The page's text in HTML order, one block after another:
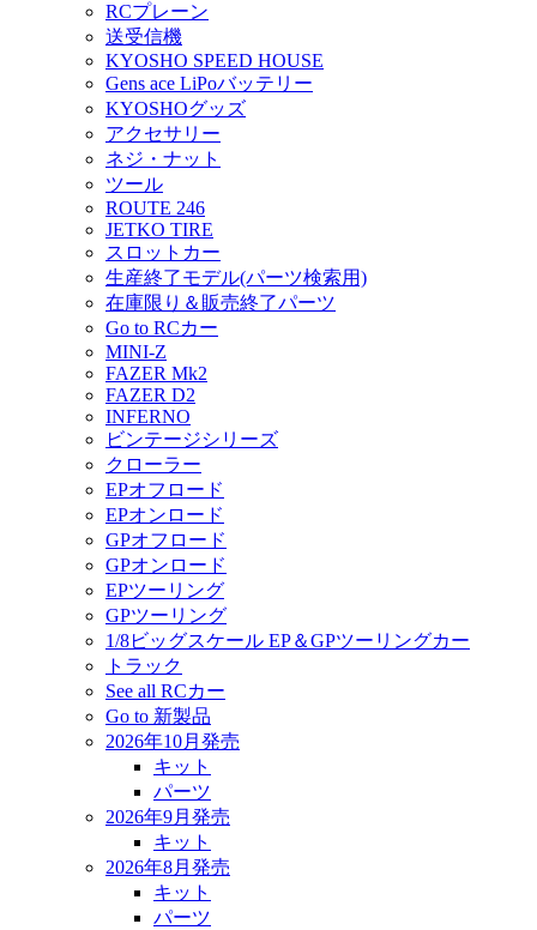
RCプレーン
送受信機
KYOSHO SPEED HOUSE
Gens ace LiPoバッテリー
KYOSHOグッズ
アクセサリー
ネジ・ナット
ツール
ROUTE 246
JETKO TIRE
スロットカー
生産終了モデル(パーツ検索用)
在庫限り＆販売終了パーツ
Go to RCカー
MINI-Z
FAZER Mk2
FAZER D2
INFERNO
ビンテージシリーズ
クローラー
EPオフロード
EPオンロード
GPオフロード
GPオンロード
EPツーリング
GPツーリング
1/8ビッグスケール EP＆GPツーリングカー
トラック
See all RCカー
Go to 新製品
2026年10月発売
キット
パーツ
2026年9月発売
キット
2026年8月発売
キット
パーツ